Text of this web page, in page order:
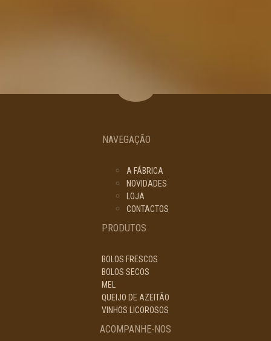
NAVEGAÇÃO
A FÁBRICA
NOVIDADES
LOJA
CONTACTOS
PRODUTOS
BOLOS FRESCOS
BOLOS SECOS
MEL
QUEIJO DE AZEITÃO
VINHOS LICOROSOS
ACOMPANHE-NOS